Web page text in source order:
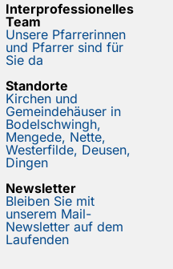
Interprofessionelles
Team
Unsere Pfarrerinnen
und Pfarrer sind für
Sie da
Standorte
Kirchen und
Gemeindehäuser in
Bodelschwingh,
Mengede, Nette,
Westerfilde, Deusen,
Dingen
Newsletter
Bleiben Sie mit
unserem Mail-
Newsletter auf dem
Laufenden